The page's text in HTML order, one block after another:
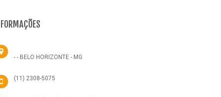
- - BELO HORIZONTE - MG
(11) 2308-5075